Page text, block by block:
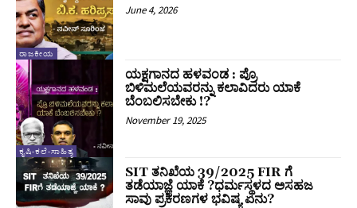
ರಾಜಕೀಯ
June 4, 2026
ಕೃಷಿ-ಕಲೆ-ಸಾಹಿತ್ಯ
ಯಕ್ಷಗಾನದ ಹಳವಂಡ : ಪ್ರೊ
ಬಿಳಿಮಲೆಯವರನ್ನು ಕಲಾವಿದರು ಯಾಕೆ
ಬೆಂಬಲಿಸಬೇಕು !?
November 19, 2025
SIT ತನಿಖೆಯ 39/2025 FIR ಗೆ
ತಡೆಯಾಜ್ಞೆ ಯಾಕೆ ?ಧರ್ಮಸ್ಥಳದ ಅಸಹಜ
ಸಾವು ಪ್ರಕರಣಗಳ ಭವಿಷ್ಯ ಏನು?